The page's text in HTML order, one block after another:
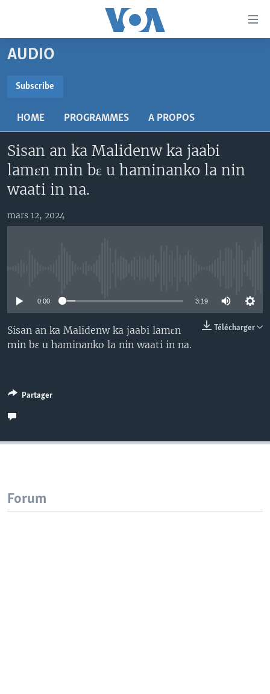
Menu
principal
navigation
principale
Retour
recherche
MALI KURA
RADIO
AN BA FO!
FARAFINA FOLI
SUIVEZ-NOUS
AUDIO
Subscribe
HOME PROGRAMMES A PROPOS
Sisan an ka Malidenw ka jaabi
lamɛn min bɛ u haminanko la nin
waati in na.
mars 12, 2024
0:00 3:19
Télécharger
Sisan an ka Malidenw ka jaabi lamɛn
min bɛ u haminanko la nin waati in na.
Partager
Forum